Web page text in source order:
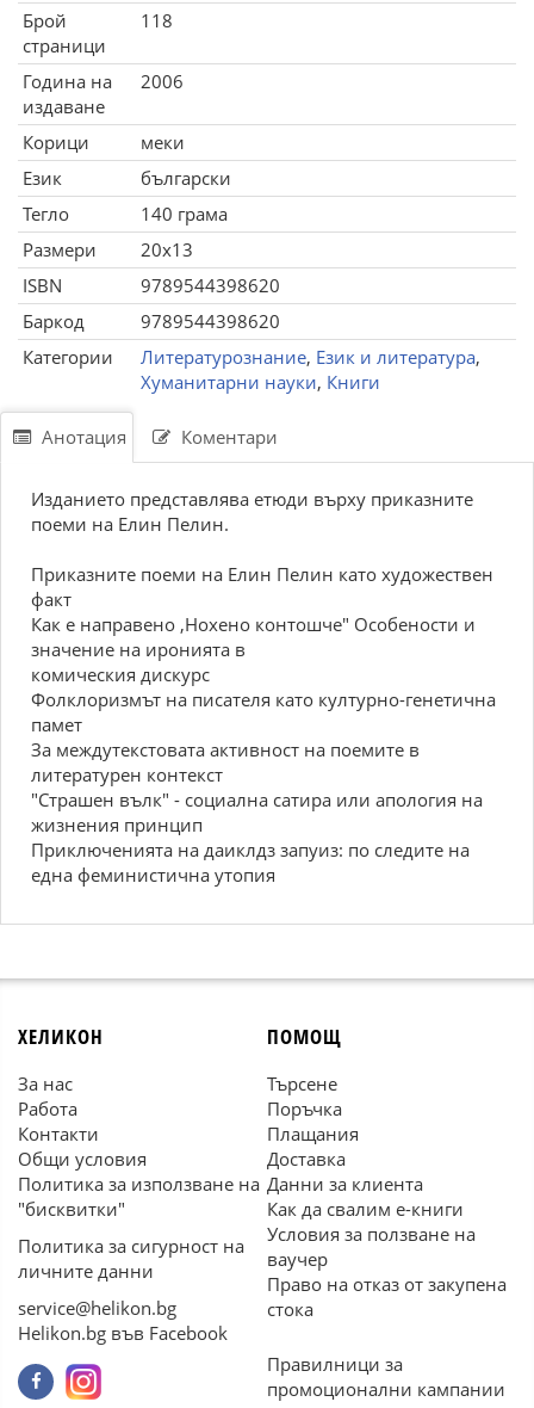
Брой
страници
118
Година на
издаване
2006
Корици
меки
Език
български
Тегло
140 грама
Размери
20x13
ISBN
9789544398620
Баркод
9789544398620
Категории
Литературознание, Език и литература,
Хуманитарни науки, Книги
Анотация Коментари
Изданието представлява етюди върху приказните
поеми на Елин Пелин.
Приказните поеми на Елин Пелин като художествен
факт
Как е направено ,Нохено контошче" Особености и
значение на иронията в
комическия дискурс
Фолклоризмът на писателя като културно-генетична
памет
За междутекстовата активност на поемите в
литературен контекст
"Страшен вълк" - социална сатира или апология на
жизнения принцип
Приключенията на даиклдз запуиз: по следите на
една феминистична утопия
ХЕЛИКОН
За нас
Работа
Контакти
Общи условия
Политика за използване на
"бисквитки"
Политика за сигурност на
личните данни
service@helikon.bg
Helikon.bg във Facebook
ПОМОЩ
Търсене
Поръчка
Плащания
Доставка
Данни за клиента
Как да свалим е-книги
Условия за ползване на
ваучер
Право на отказ от закупена
стока
Правилници за
промоционални кампании